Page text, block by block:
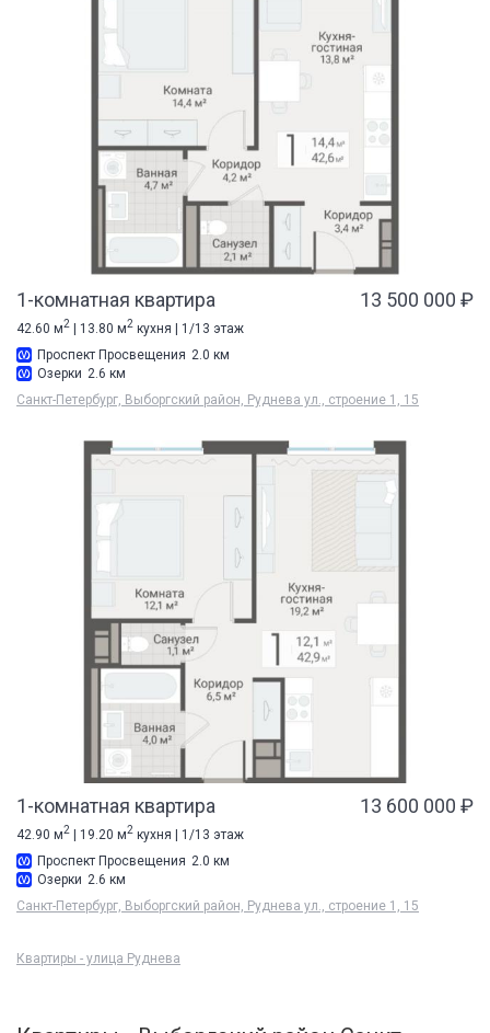
1-комнатная квартира 13 500 000 ₽
42.60 м2 | 13.80 м2 кухня | 1/13 этаж
Проспект Просвещения 2.0 км
Озерки 2.6 км
Санкт-Петербург, Выборгский район, Руднева ул., строение 1, 15
1-комнатная квартира 13 600 000 ₽
42.90 м2 | 19.20 м2 кухня | 1/13 этаж
Проспект Просвещения 2.0 км
Озерки 2.6 км
Санкт-Петербург, Выборгский район, Руднева ул., строение 1, 15
Квартиры - улица Руднева